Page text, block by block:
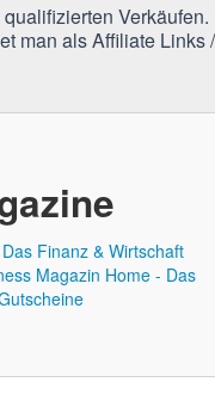
Verkäufen.
man als Affiliate Links /
Finanz & Wirtschaft
Magazin Home - Das